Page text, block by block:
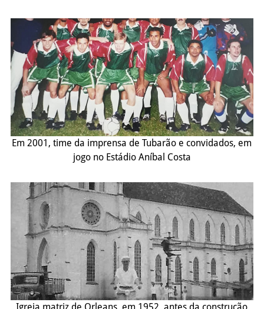
Em 2001, time da imprensa de Tubarão e convidados, em
jogo no Estádio Aníbal Costa